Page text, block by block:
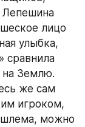
Лепешина
лицо
улыбка,
сравнила
на Землю.
же сам
игроком,
шлема, можно